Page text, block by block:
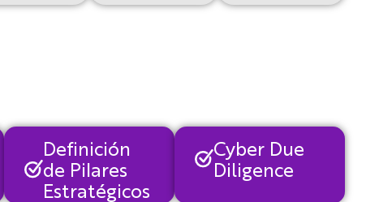
Definición
de Pilares
Estratégicos
Cyber Due
Diligence